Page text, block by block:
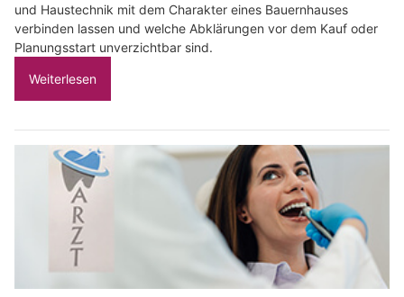
und Haustechnik mit dem Charakter eines Bauernhauses
verbinden lassen und welche Abklärungen vor dem Kauf oder
Planungsstart unverzichtbar sind.
Weiterlesen